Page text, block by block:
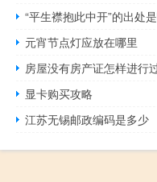
“平生襟抱此中开”的出处
元宵节点灯应放在哪里
房屋没有房产证怎样进行
显卡购买攻略
江苏无锡邮政编码是多少